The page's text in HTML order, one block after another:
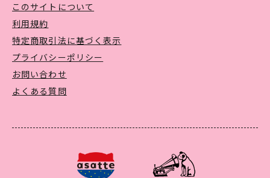
このサイトについて
利用規約
特定商取引法に基づく表示
プライバシーポリシー
お問い合わせ
よくある質問